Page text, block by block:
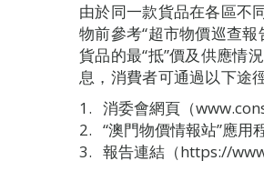
由於同一款貨品在各區不
物前參考“超市物價巡查
貨品的最“抵”價及供應情
息，消費者可通過以下途
消委會網頁（
“澳門物價情報站”應用
報告連結（https://